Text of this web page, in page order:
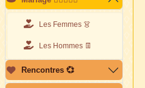
Les Femmes 👗
Les Hommes 👖
Rencontres 💞